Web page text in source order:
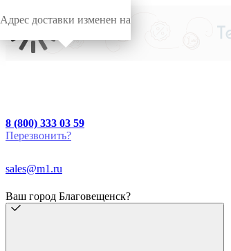
8 (800) 333 03 59
Перезвонить?
sales@m1.ru
Ваш город Благовещенск?
Адрес доставки изменен на